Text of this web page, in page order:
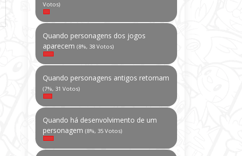
Votos)
Quando personagens dos jogos
aparecem (8%, 38 Votos)
Quando personagens antigos retornam
(7%, 31 Votos)
Quando há desenvolvimento de um
personagem (8%, 35 Votos)